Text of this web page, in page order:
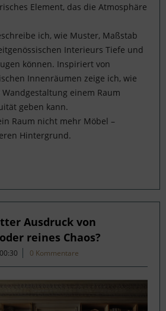
Element, das die Atmosphäre
ich, wie Muster, Maßstab
Interieurs Tiefe und
können. Inspiriert von
Innenräumen zeige ich, wie
einem Raum
geben kann.
Raum nicht mehr Möbel –
Hintergrund.
Ausdruck von
reines Chaos?
0 Kommentare